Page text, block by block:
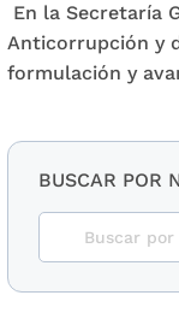
En la Secretaría
Anticorrupción y
formulación y
BUSCAR POR